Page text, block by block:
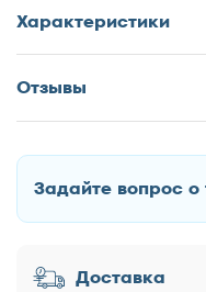
140x190
140x200
160x186
160x190
160x195
160x200
180x190
Характеристики
Отзывы
Оставить
Как Вас зовут?
Задайте вопрос
Доставка